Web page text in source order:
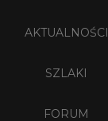
AKTUALNOŚCI
SZLAKI
FORUM